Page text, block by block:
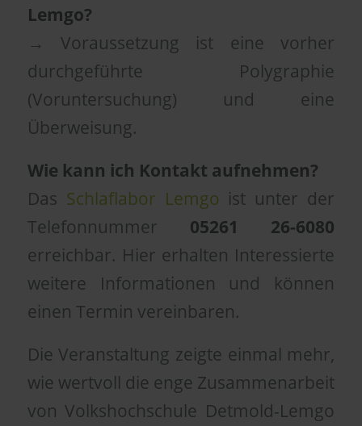
Lemgo?
→ Voraussetzung ist eine vorher
durchgeführte Polygraphie
(Voruntersuchung) und eine
Überweisung.
Wie kann ich Kontakt aufnehmen?
Das Schlaflabor Lemgo ist unter der
Telefonnummer 05261 26-6080
erreichbar. Hier erhalten Interessierte
weitere Informationen und können
einen Termin vereinbaren.
Die Veranstaltung zeigte einmal mehr,
wie wertvoll die enge Zusammenarbeit
von Volkshochschule Detmold-Lemgo